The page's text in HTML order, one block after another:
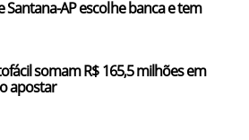
AP escolhe banca e tem
somam R$ 165,5 milhões em
apostar